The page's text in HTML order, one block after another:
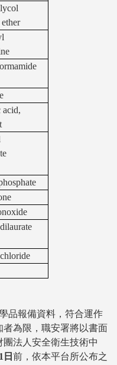
acid,
品報備資料，符合運作
為限，職安署將以書面
法人安全衛生技術中
日 前，依本平台所公布之